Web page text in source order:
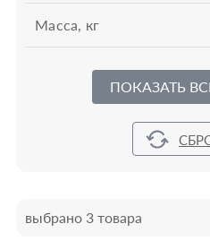
Масса, кг
ПОКАЗАТЬ
выбрано 3 товара